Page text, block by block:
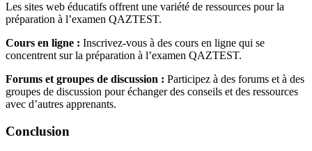
Les sites web éducatifs offrent une variété de ressources pour la
préparation à l’examen QAZTEST.
Cours en ligne : Inscrivez-vous à des cours en ligne qui se
concentrent sur la préparation à l’examen QAZTEST.
Forums et groupes de discussion : Participez à des forums et à des
groupes de discussion pour échanger des conseils et des ressources
avec d’autres apprenants.
Conclusion